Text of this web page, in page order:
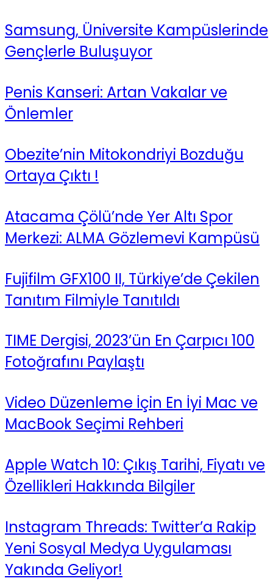
Samsung, Üniversite Kampüslerinde
Gençlerle Buluşuyor
Penis Kanseri: Artan Vakalar ve
Önlemler
Obezite’nin Mitokondriyi Bozduğu
Ortaya Çıktı !
Atacama Çölü’nde Yer Altı Spor
Merkezi: ALMA Gözlemevi Kampüsü
Fujifilm GFX100 II, Türkiye’de Çekilen
Tanıtım Filmiyle Tanıtıldı
TIME Dergisi, 2023’ün En Çarpıcı 100
Fotoğrafını Paylaştı
Video Düzenleme İçin En İyi Mac ve
MacBook Seçimi Rehberi
Apple Watch 10: Çıkış Tarihi, Fiyatı ve
Özellikleri Hakkında Bilgiler
Instagram Threads: Twitter’a Rakip
Yeni Sosyal Medya Uygulaması
Yakında Geliyor!